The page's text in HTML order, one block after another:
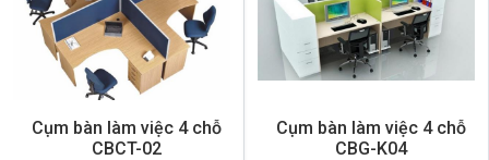
Cụm bàn làm việc 4 chỗ
CBCT-02
Cụm bàn làm việc 4 chỗ
CBG-K04